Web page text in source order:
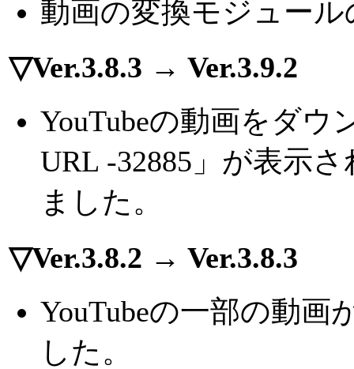
動画の変換モジュー
▽Ver.3.8.3 → Ver.3.9.2
YouTubeの動画をダ
URL -32885」が表示
ました。
▽Ver.3.8.2 → Ver.3.8.3
YouTubeの一部の動
した。